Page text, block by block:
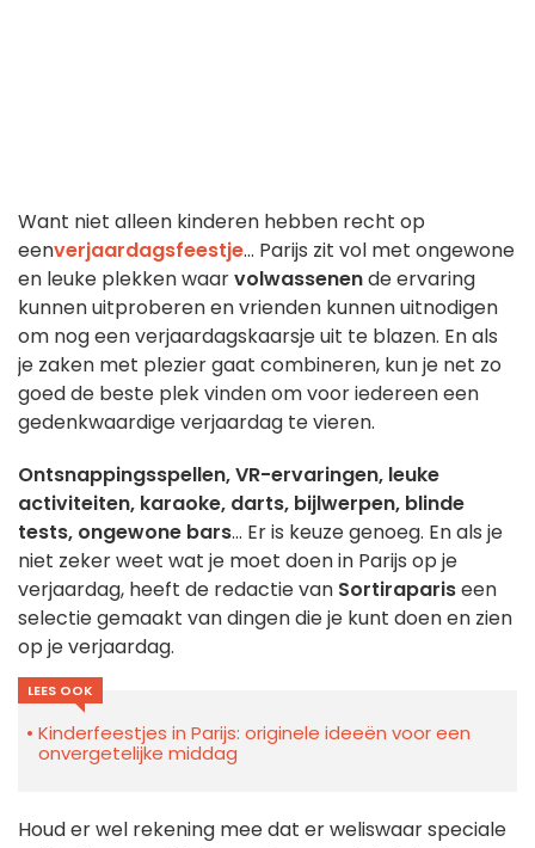
Want niet alleen kinderen hebben recht op
eenverjaardagsfeestje... Parijs zit vol met ongewone
en leuke plekken waarvolwassenende ervaring
kunnen uitproberen en vrienden kunnen uitnodigen
om nog een verjaardagskaarsje uit te blazen. En als
je zaken met plezier gaat combineren, kun je net zo
goed de beste plek vinden om voor iedereen een
gedenkwaardige verjaardag te vieren.
Ontsnappingsspellen, VR-ervaringen, leuke
activiteiten, karaoke, darts, bijlwerpen, blinde
tests, ongewone bars... Er is keuze genoeg. En als je
niet zeker weet wat je moet doen in Parijs op je
verjaardag, heeft de redactie van Sortirapariseen
selectie gemaakt van dingen die je kunt doen en zien
op je verjaardag.
LEES OOK
Kinderfeestjes in Parijs: originele ideeën voor een
onvergetelijke middag
Houd er wel rekening mee dat er weliswaar speciale